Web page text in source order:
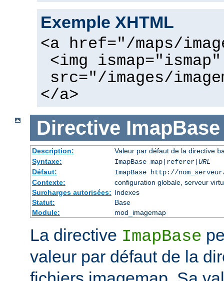
Exemple XHTML
<a href="/maps/
<img ismap="ismap"
src="/images/
</a>
Directive ImapBase
Description: Valeur par défaut de la directive
Syntaxe:
ImapBase map|referer| URL
Défaut:
ImapBase http://
Contexte:
configuration globale, serveur
Surcharges autorisées: Indexes
Statut:
Base
Module:
mod_imagemap
La directive ImapBase
valeur par défaut de la